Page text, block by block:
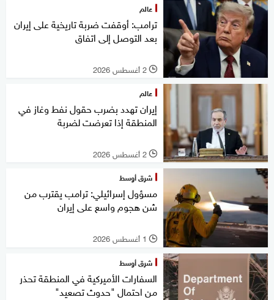
عالم
ترامب: أوقفت ضربة تاريخية على إيران
بعد التوصل إلى اتفاق
l 2 أغسطس 2026
عالم
إيران تهدد بضرب حقول نفط وغاز في
المنطقة إذا تعرضت لضربة
l 2 أغسطس 2026
شرق أوسط
مسؤول إسرائيلي: ترامب يقترب من
شن هجوم واسع على إيران
l 1 أغسطس 2026
شرق أوسط
السفارات الأميركية في المنطقة تحذر
من احتمال "حدوث تصعيد"